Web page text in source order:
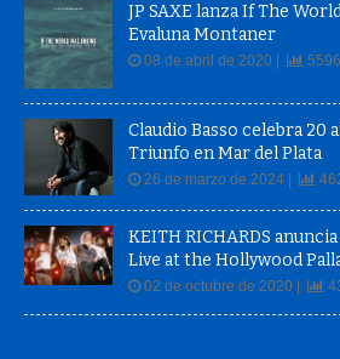
JP SAXE lanza If The
Evaluna Montaner
08 de abril de 2020 | 5596
Claudio Basso celebra 20
Triunfo en Mar del Plata
26 de marzo de 2024 |
KEITH RICHARDS
Live at the Hollywood
02 de octubre de 2020 |